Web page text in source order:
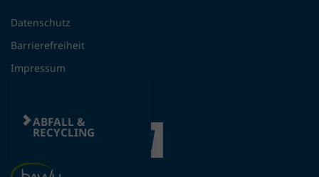
ABFALL &
RECYCLING
Datenschutz
Barrierefreiheit
Impressum